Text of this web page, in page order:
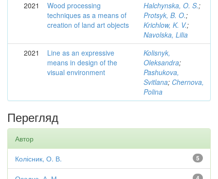
2021
Wood processing
techniques as a means of
creation of land art objects
Halchynska, O. S.;
Protsyk, B. O.;
Krichlow, K. V.;
Navolska, Lilia
2021
Line as an expressive
means in design of the
visual environment
Kolisnyk,
Oleksandra;
Pashukova,
Svitlana; Chernova,
Polina
Перегляд
Автор
5
Колісник, О. В.